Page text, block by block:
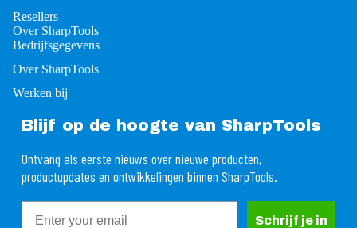
Resellers
Over SharpTools
Bedrijfsgegevens
Over SharpTools
Werken bij
Blijf op de hoogte van SharpTools
Ontvang als eerste nieuws over nieuwe producten,
productupdates en ontwikkelingen binnen SharpTools.
Schrijf je in